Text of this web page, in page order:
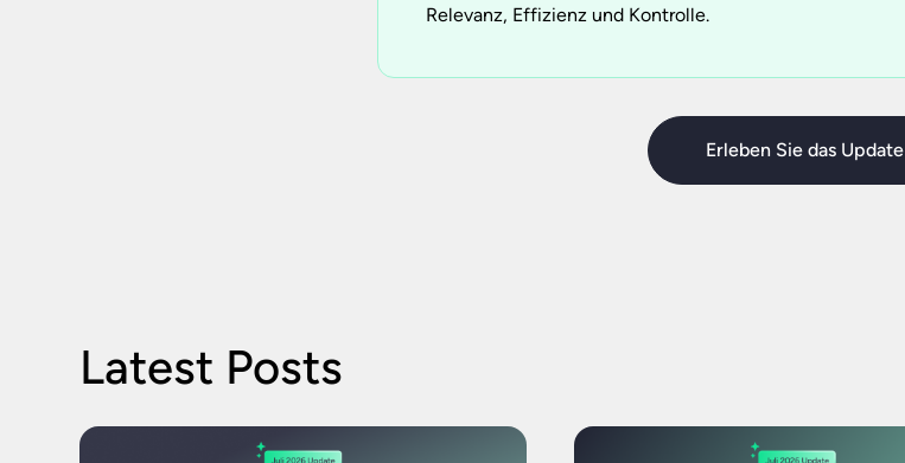
Relevanz, Effizienz und Kontrolle.
Erleben Sie das Update
Latest Posts